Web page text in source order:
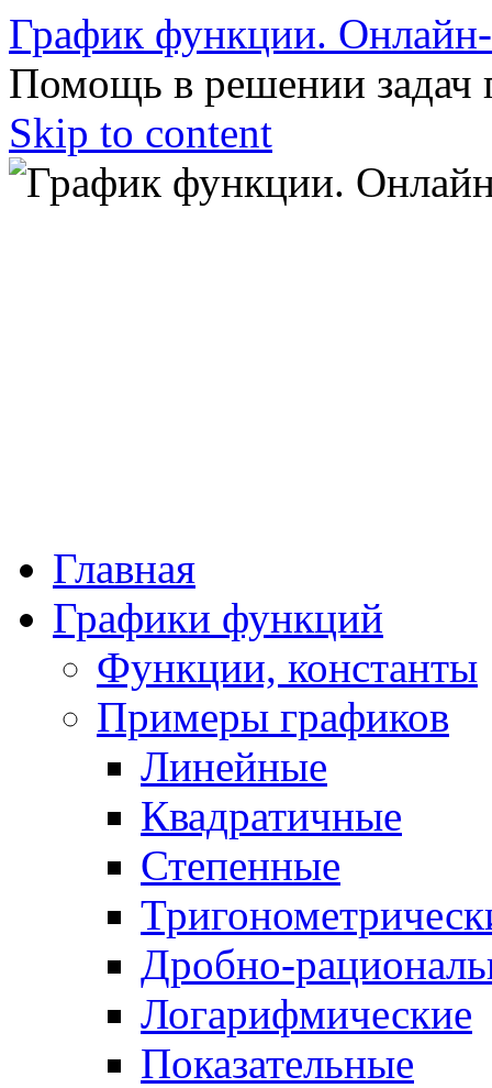
График функции.
Помощь в решении задач
Skip to content
Главная
Графики функций
Функции, константы
Примеры графиков
Линейные
Квадратичные
Степенные
Дробно-
Логарифмические
Показательные